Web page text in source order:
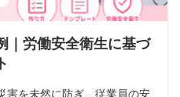
｜労働安全衛生に基づ
害を未然に防ぎ、従業員の安